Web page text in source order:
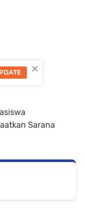
Sarana
×